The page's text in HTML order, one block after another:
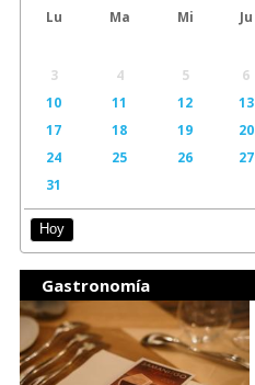
Lu Ma Mi Ju
3
4 5 6
10
11 12 13
17
18 19 20
24
25 26 27
31
Hoy
Gastronomía